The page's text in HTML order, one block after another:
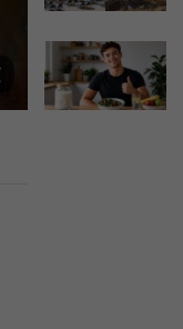
Fidel